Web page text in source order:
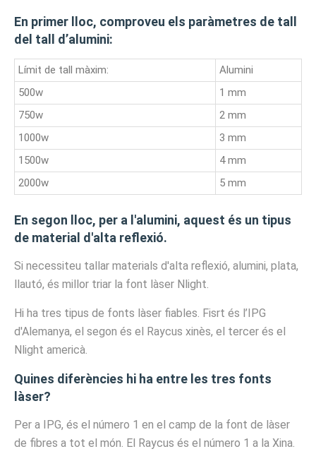
En primer lloc, comproveu els paràmetres de tall
del tall d’alumini:
Límit de tall màxim:
Alumini
500w
1 mm
750w
2 mm
1000w
3 mm
1500w
4 mm
2000w
5 mm
En segon lloc, per a l'alumini, aquest és un tipus
de material d'alta reflexió.
Si necessiteu tallar materials d'alta reflexió, alumini, plata,
llautó, és millor triar la font làser Nlight.
Hi ha tres tipus de fonts làser fiables. Fisrt és l’IPG
d'Alemanya, el segon és el Raycus xinès, el tercer és el
Nlight americà.
Quines diferències hi ha entre les tres fonts
làser?
Per a IPG, és el número 1 en el camp de la font de làser
de fibres a tot el món. El Raycus és el número 1 a la Xina.